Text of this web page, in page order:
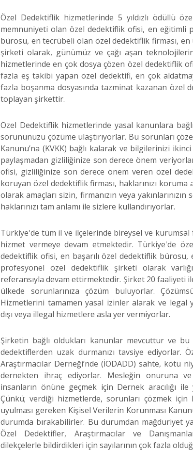
Özel Dedektiflik hizmetlerinde 5 yıldızlı ödüllü
memnuniyeti olan özel dedektiflik ofisi, en eğitimli
bürosu, en tecrübeli olan özel dedektiflik firması,
şirketi olarak, günümüz ve çağı aşan
hizmetlerinde en çok dosya çözen özel dedektiflik
fazla eş takibi yapan özel dedektifi, en çok
fazla boşanma dosyasında tazminat kazanan özel
toplayan şirkettir.
Özel Dedektiflik hizmetlerinde yasal kanunlara
sorununuzu çözüme ulaştırıyorlar. Bu sorunları
Kanunu’na (KVKK) bağlı kalarak ve bilgilerinizi
paylaşmadan gizliliğinize son derece önem
ofisi, gizliliğinize son derece önem veren özel
koruyan özel dedektiflik firması, haklarınızı
olarak amaçları sizin, firmanızın veya yakınlarınızın
haklarınızı tam anlamı ile sizlere kullandırıyorlar.
Türkiye'de tüm il ve ilçelerinde bireysel ve kurumsal
hizmet vermeye devam etmektedir. Türkiye'de
dedektiflik ofisi, en başarılı özel dedektiflik
profesyonel özel dedektiflik şirketi olarak
referansıyla devam ettirmektedir. Şirket 20 faaliyeti
ülkede sorunlarınıza çözüm buluyorlar.
Hizmetlerini tamamen yasal izinler alarak ve legal
dışı veya illegal hizmetlere asla yer vermiyorlar.
Şirketin bağlı oldukları kanunlar mevcuttur ve
dedektiflerden uzak durmanızı tavsiye ediyorlar.
Araştırmacılar Derneği’nde (İODADD) sahte, kötü
dernekten ihraç ediyorlar. Mesleğin onuruna
insanların önüne geçmek için Dernek aracılığı
Çünkü; verdiği hizmetlerde, sorunları çözmek
uyulması gereken Kişisel Verilerin Korunması
durumda bırakabilirler. Bu durumdan mağduriyet
Özel Dedektifler, Araştırmacılar ve
dilekçelerle bildirdikleri için sayılarının çok fazla